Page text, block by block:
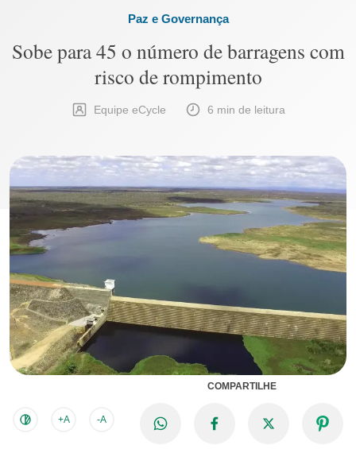
Paz e Governança
Sobe para 45 o número de barragens com
risco de rompimento
Equipe eCycle 6 min de leitura
+A -A
COMPARTILHE